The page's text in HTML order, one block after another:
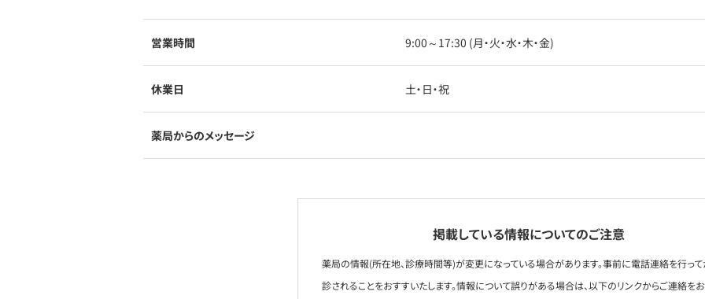
営業時間 9:00～17:30 (月・火・水・木・金)
休業日 土・日・祝
薬局からのメッセージ
掲載している情報についてのご注意
薬局の情報(所在地、診療時間等)が変更になっている場合があります。事前に電話連絡を行っ
診されることをおすすいたします。情報について誤りがある場合は、以下のリンクからご連絡を